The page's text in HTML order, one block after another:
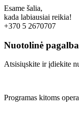
Esame šalia,
kada labiausiai reikia!
+370 5 2670707
Nuotolinė pagalba
Atsisiųskite ir įdiekite
Programas kitoms